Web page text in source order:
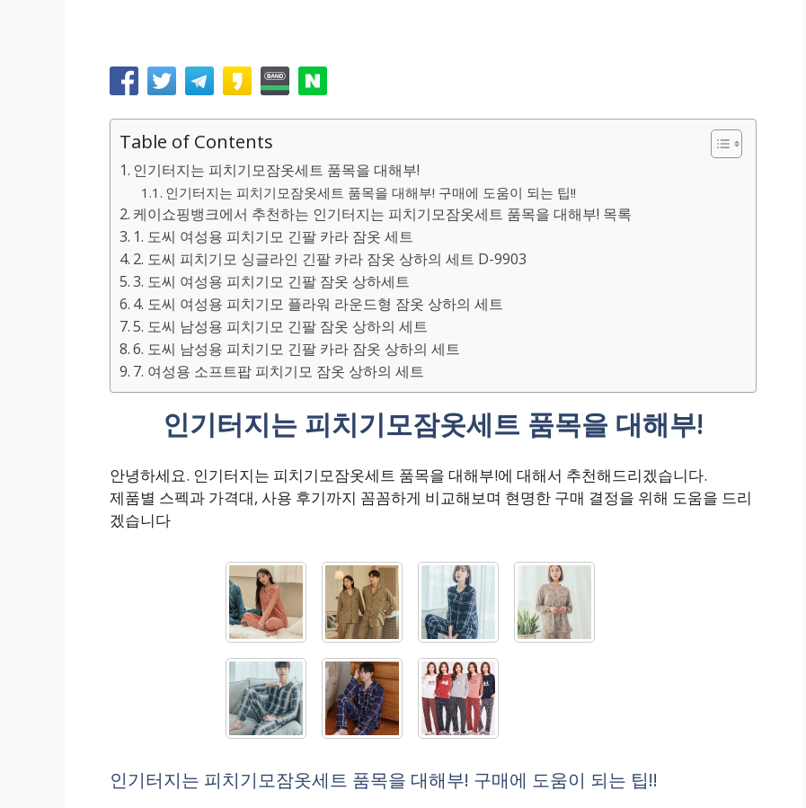
Table of Contents
인기터지는 피치기모잠옷세트 품목을 대해부!
인기터지는 피치기모잠옷세트 품목을 대해부! 구매에 도움이 되는 팁!!
케이쇼핑뱅크에서 추천하는 인기터지는 피치기모잠옷세트 품목을 대해부! 목록
1. 도씨 여성용 피치기모 긴팔 카라 잠옷 세트
2. 도씨 피치기모 싱글라인 긴팔 카라 잠옷 상하의 세트 D-9903
3. 도씨 여성용 피치기모 긴팔 잠옷 상하세트
4. 도씨 여성용 피치기모 플라워 라운드형 잠옷 상하의 세트
5. 도씨 남성용 피치기모 긴팔 잠옷 상하의 세트
6. 도씨 남성용 피치기모 긴팔 카라 잠옷 상하의 세트
7. 여성용 소프트팝 피치기모 잠옷 상하의 세트
인기터지는 피치기모잠옷세트 품목을 대해부!
안녕하세요. 인기터지는 피치기모잠옷세트 품목을 대해부!에 대해서 추천해드리겠습니다.
제품별 스펙과 가격대, 사용 후기까지 꼼꼼하게 비교해보며 현명한 구매 결정을 위해 도움을 드리
겠습니다
인기터지는 피치기모잠옷세트 품목을 대해부! 구매에 도움이 되는 팁!!